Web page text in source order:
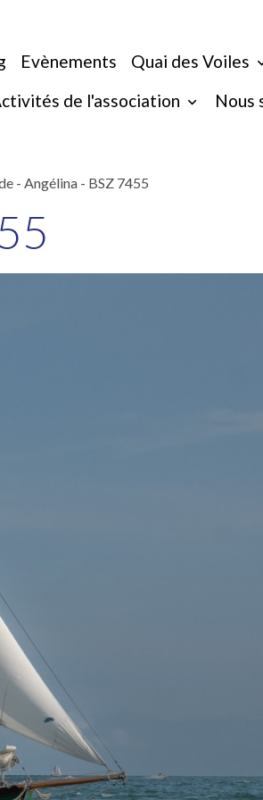
Evènements Quai des Voiles
de l'association Nous
- Angélina - BSZ 7455